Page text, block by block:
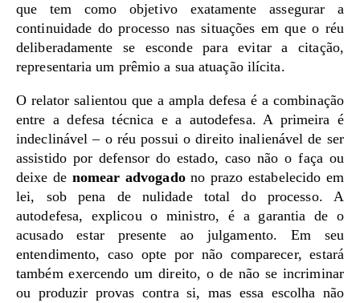
que tem como objetivo exatamente assegurar a
continuidade do processo nas situações em que o réu
deliberadamente se esconde para evitar a citação,
representaria um prêmio a sua atuação ilícita.
O relator salientou que a ampla defesa é a combinação
entre a defesa técnica e a autodefesa. A primeira é
indeclinável – o réu possui o direito inalienável de ser
assistido por defensor do estado, caso não o faça ou
deixe de nomear advogadono prazo estabelecido em
lei, sob pena de nulidade total do processo. A
autodefesa, explicou o ministro, é a garantia de o
acusado estar presente ao julgamento. Em seu
entendimento, caso opte por não comparecer, estará
também exercendo um direito, o de não se incriminar
ou produzir provas contra si, mas essa escolha não